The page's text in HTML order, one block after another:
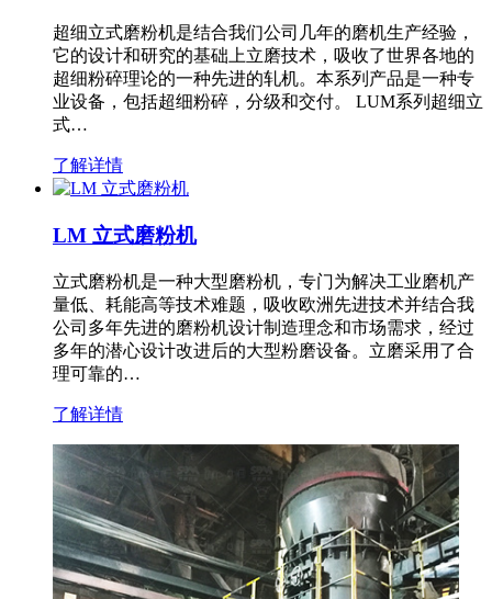
超细立式磨粉机是结合我们公司几年的磨机生产经验，
它的设计和研究的基础上立磨技术，吸收了世界各地的
超细粉碎理论的一种先进的轧机。本系列产品是一种专
业设备，包括超细粉碎，分级和交付。 LUM系列超细立
式…
了解详情
LM 立式磨粉机
立式磨粉机是一种大型磨粉机，专门为解决工业磨机产
量低、耗能高等技术难题，吸收欧洲先进技术并结合我
公司多年先进的磨粉机设计制造理念和市场需求，经过
多年的潜心设计改进后的大型粉磨设备。立磨采用了合
理可靠的…
了解详情